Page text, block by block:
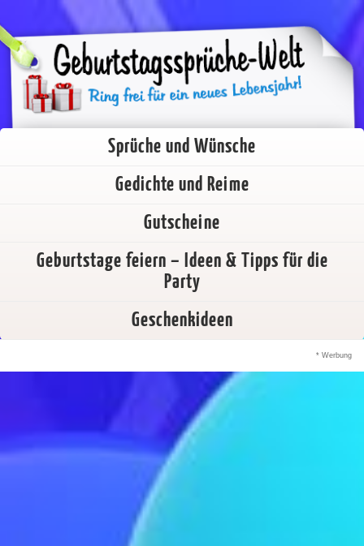
Sprüche und Wünsche
Gedichte und Reime
Gutscheine
Geburtstage feiern – Ideen & Tipps für die
Party
Geschenkideen
* Werbung